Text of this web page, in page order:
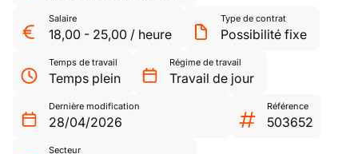
Salaire
18,00 - 25,00 / heure
Type de contrat
Possibilité fixe
Temps de travail
Temps plein
Régime de travail
Travail de jour
Dernière modification
28/04/2026
Référence
503652
Secteur